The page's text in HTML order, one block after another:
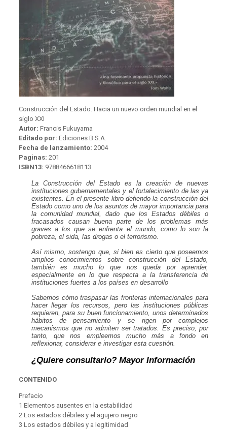
Construcción del Estado: Hacia un nuevo orden mundial en el
siglo XXI
Autor: Francis Fukuyama
Editado por: Ediciones B S.A.
Fecha de lanzamiento: 2004
Paginas: 201
ISBN13: 9788466618113
LaConstrucción del Estadoes la creación de nuevas
instituciones gubernamentales y el fortalecimiento de las ya
existentes. En el presente libro defiendo la construcción del
Estado como uno de los asuntos de mayor importancia para
la comunidad mundial, dado que los Estados débiles o
fracasados causan buena parte de los problemas más
graves a los que se enfrenta el mundo, como lo son la
pobreza, el sida, las drogas o el terrorismo.
Así mismo, sostengo que, si bien es cierto que poseemos
amplios conocimientos sobre construcción del Estado,
también es mucho lo que nos queda por aprender,
especialmente en lo que respecta a la transferencia de
instituciones fuertes a los países en desarrollo
Sabemos cómo traspasar las fronteras internacionales para
hacer llegar los recursos, pero las instituciones públicas
requieren, para su buen funcionamiento, unos determinados
hábitos de pensamiento y se rigen por complejos
mecanismos que no admiten ser tratados. Es preciso, por
tanto, que nos empleemos mucho más a fondo en
reflexionar, considerar e investigar esta cuestión.
.
¿Quiere consultarlo? Mayor Información
CONTENIDO
Prefacio
1 Elementos ausentes en la estabilidad
2 Los estados débiles y el agujero negro
3 Los estados débiles y a legitimidad